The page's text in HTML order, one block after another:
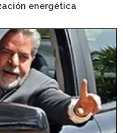
energética